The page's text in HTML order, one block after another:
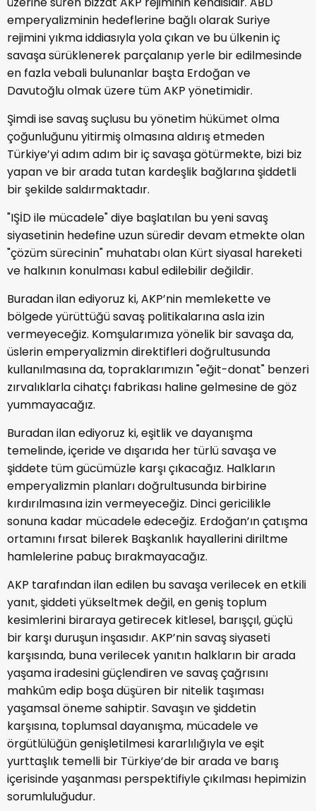
emperyalizminin hedeflerine bağlı olarak Suriye
rejimini yıkma iddiasıyla yola çıkan ve bu ülkenin iç
savaşa sürüklenerek parçalanıp yerle bir edilmesinde
en fazla vebali bulunanlar başta Erdoğan ve
Davutoğlu olmak üzere tüm AKP yönetimidir.
Şimdi ise savaş suçlusu bu yönetim hükümet olma
çoğunluğunu yitirmiş olmasına aldırış etmeden
Türkiye’yi adım adım bir iç savaşa götürmekte, bizi biz
yapan ve bir arada tutan kardeşlik bağlarına şiddetli
bir şekilde saldırmaktadır.
"IŞİD ile mücadele" diye başlatılan bu yeni savaş
siyasetinin hedefine uzun süredir devam etmekte olan
"çözüm sürecinin" muhatabı olan Kürt siyasal hareketi
ve halkının konulması kabul edilebilir değildir.
Buradan ilan ediyoruz ki, AKP’nin memlekette ve
bölgede yürüttüğü savaş politikalarına asla izin
vermeyeceğiz. Komşularımıza yönelik bir savaşa da,
üslerin emperyalizmin direktifleri doğrultusunda
kullanılmasına da, topraklarımızın "eğit-donat" benzeri
zırvalıklarla cihatçı fabrikası haline gelmesine de göz
yummayacağız.
Buradan ilan ediyoruz ki, eşitlik ve dayanışma
temelinde, içeride ve dışarıda her türlü savaşa ve
şiddete tüm gücümüzle karşı çıkacağız. Halkların
emperyalizmin planları doğrultusunda birbirine
kırdırılmasına izin vermeyeceğiz. Dinci gericilikle
sonuna kadar mücadele edeceğiz. Erdoğan’ın çatışma
ortamını fırsat bilerek Başkanlık hayallerini diriltme
hamlelerine pabuç bırakmayacağız.
AKP tarafından ilan edilen bu savaşa verilecek en etkili
yanıt, şiddeti yükseltmek değil, en geniş toplum
kesimlerini biraraya getirecek kitlesel, barışçıl, güçlü
bir karşı duruşun inşasıdır. AKP’nin savaş siyaseti
karşısında, buna verilecek yanıtın halkların bir arada
yaşama iradesini güçlendiren ve savaş çağrısını
mahkûm edip boşa düşüren bir nitelik taşıması
yaşamsal öneme sahiptir. Savaşın ve şiddetin
karşısına, toplumsal dayanışma, mücadele ve
örgütlülüğün genişletilmesi kararlılığıyla ve eşit
yurttaşlık temelli bir Türkiye’de bir arada ve barış
içerisinde yaşanması perspektifiyle çıkılması hepimizin
sorumluluğudur.